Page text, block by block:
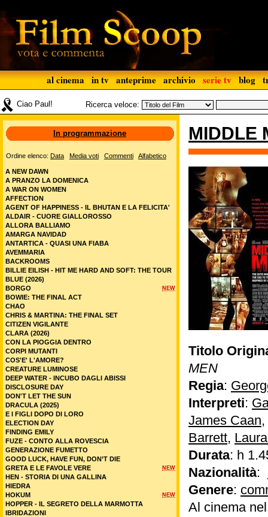
al cinema in tv anteprime archivio serie tv blog
Ciao Paul! Ricerca veloce:
MIDDLE
Titolo
MEN
Regia:
Interpreti:
James Caan,
Barrett,
Durata: h
Nazionalità:
Genere:
Al cinema
In programmazione
Ordine elenco: Data Media voti Commenti Alfabetico
A NEW DAWN
A PRANZO LA DOMENICA
A WAR ON WOMEN
AFFECTION
AGENT OF HAPPINESS - IL BHUTAN E LA FELICITA'
ALDAIR - CUORE GIALLOROSSO
ALLORA BALLIAMO
AMARGA NAVIDAD
ANTARTICA - QUASI UNA FIABA
AVEMMARIA
BACKROOMS
BILLIE EILISH - HIT ME HARD AND SOFT: THE TOUR
BLUE (2026)
NEW
BORGO
BOWIE: THE FINAL ACT
CHAO
CHRIS & MARTINA: THE FINAL SET
CITIZEN VIGILANTE
CLARA (2026)
CON LA PIOGGIA DENTRO
CORPI MUTANTI
COS'E' L'AMORE?
CREATURE LUMINOSE
DEEP WATER - INCUBO DAGLI ABISSI
DISCLOSURE DAY
DON'T LET THE SUN
DRACULA (2025)
E I FIGLI DOPO DI LORO
ELECTION DAY
FINDING EMILY
FUZE - CONTO ALLA ROVESCIA
GENERAZIONE FUMETTO
GOOD LUCK, HAVE FUN, DON’T DIE
NEW
GRETA E LE FAVOLE VERE
HEN - STORIA DI UNA GALLINA
HIEDRA
NEW
HOKUM
HOPPER - IL SEGRETO DELLA MARMOTTA
IBRIDAZIONI